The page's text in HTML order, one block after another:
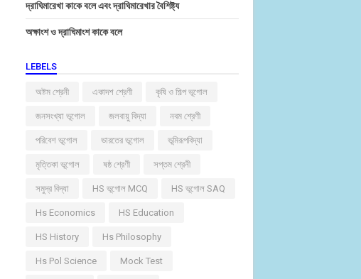
দ্রাঘিমারেখা কাকে বলে এবং দ্রাঘিমারেখার বৈশিষ্ট্য
অক্ষাংশ ও দ্রাঘিমাংশ কাকে বলে
LEBELS
অষ্টম শ্রেনী একাদশ শ্রেণী কৃষি ও শিল্প ভূগোল
জনসংখ্যা ভূগোল জলবায়ু বিদ্যা নবম শ্রেণী
পরিবেশ ভূগোল ভারতের ভূগোল ভূমিরূপবিদ্যা
মৃত্তিকা ভূগোল ষষ্ঠ শ্রেণী সপ্তম শ্রেনী
সমুদ্র বিদ্যা HS ভূগোল MCQ HS ভূগোল SAQ
Hs Economics HS Education
HS History Hs Philosophy
Hs Pol Science Mock Test